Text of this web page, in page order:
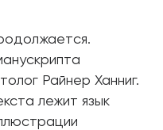
Райнер Ханниг.
лежит язык